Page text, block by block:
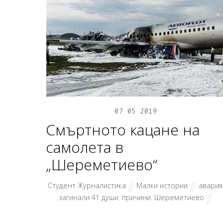
07 05 2019
Смъртното кацане на
самолета в
„Шереметиево“
Студент Журналистика Малки истории авария
загинали 41 души, причини, Шереметиево